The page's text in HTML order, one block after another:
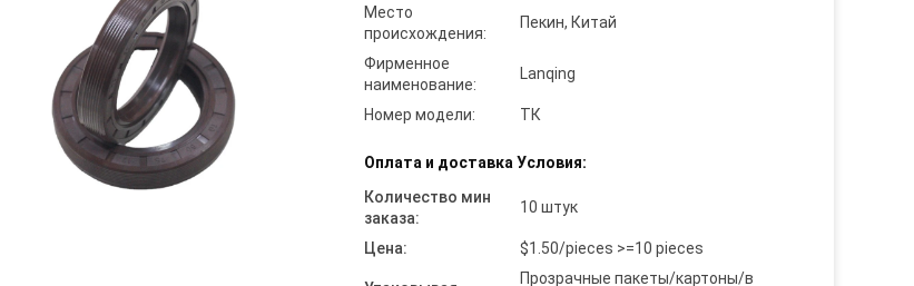
Место
происхождения:
Пекин, Китай
Фирменное
наименование:
Lanqing
Номер модели: ТК
Оплата и доставка Условия:
Количество мин
заказа:
10 штук
Цена: $1.50/pieces >=10 pieces
Прозрачные пакеты/картоны/в